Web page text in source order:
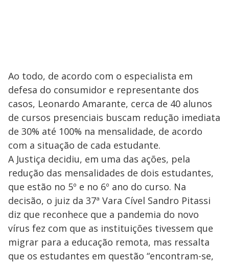
Ao todo, de acordo com o especialista em
defesa do consumidor e representante dos
casos, Leonardo Amarante, cerca de 40 alunos
de cursos presenciais buscam redução imediata
de 30% até 100% na mensalidade, de acordo
com a situação de cada estudante.
A Justiça decidiu, em uma das ações, pela
redução das mensalidades de dois estudantes,
que estão no 5º e no 6º ano do curso. Na
decisão, o juiz da 37ª Vara Cível Sandro Pitassi
diz que reconhece que a pandemia do novo
vírus fez com que as instituições tivessem que
migrar para a educação remota, mas ressalta
que os estudantes em questão “encontram-se,